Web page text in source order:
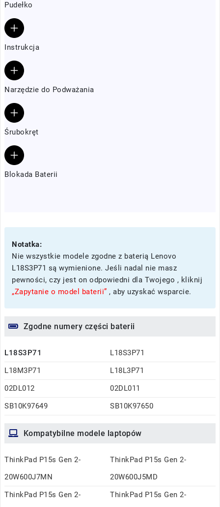
Pudełko
Instrukcja
Narzędzie do Podważania
Śrubokręt
Blokada Baterii
Notatka:
Nie wszystkie modele zgodne z baterią Lenovo
L18S3P71 są wymienione. Jeśli nadal nie masz
pewności, czy jest on odpowiedni dla Twojego , kliknij
„Zapytanie o model baterii” , aby uzyskać wsparcie.
Zgodne numery części baterii
L18S3P71
L18S3P71
L18M3P71
L18L3P71
02DL012
02DL011
SB10K97649
SB10K97650
Kompatybilne modele laptopów
ThinkPad P15s Gen 2-
20W600J7MN
ThinkPad P15s Gen 2-
20W600J5MD
ThinkPad P15s Gen 2-
ThinkPad P15s Gen 2-